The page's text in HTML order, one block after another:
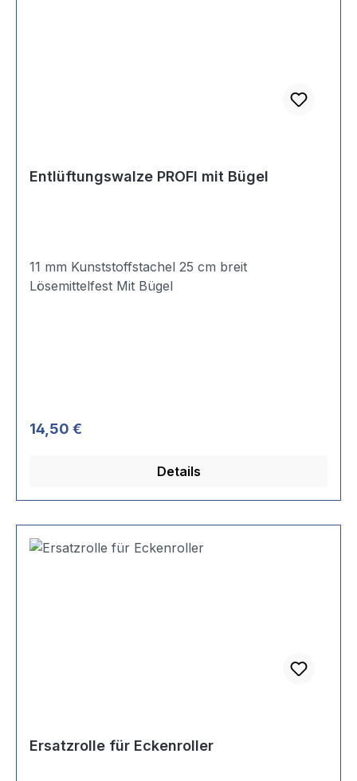
Entlüftungswalze PROFI mit Bügel
11 mm Kunststoffstachel 25 cm breit
Regulärer Preis:
14,50 €
Details
Ersatzrolle für Eckenroller